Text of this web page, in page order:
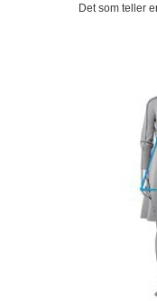
Det som teller